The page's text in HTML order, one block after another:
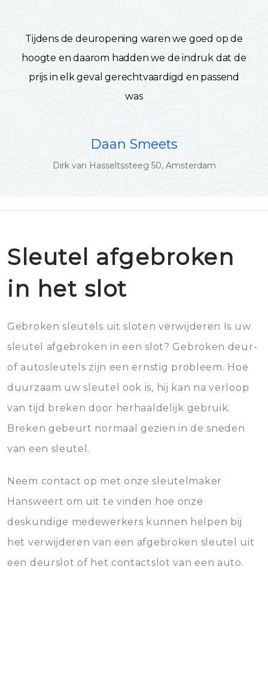
Tijdens de deuropening waren we goed op de
hoogte en daarom hadden we de indruk dat de
prijs in elk geval gerechtvaardigd en passend
was
Daan Smeets
Dirk van Hasseltssteeg 50, Amsterdam
Sleutel afgebroken
in het slot
Gebroken sleutels uit sloten verwijderen Is uw
sleutel afgebroken in een slot? Gebroken deur-
of autosleutels zijn een ernstig probleem. Hoe
duurzaam uw sleutel ook is, hij kan na verloop
van tijd breken door herhaaldelijk gebruik.
Breken gebeurt normaal gezien in de sneden
van een sleutel.
Neem contact op met onze sleutelmaker
Hansweert om uit te vinden hoe onze
deskundige medewerkers kunnen helpen bij
het verwijderen van een afgebroken sleutel uit
een deurslot of het contactslot van een auto.